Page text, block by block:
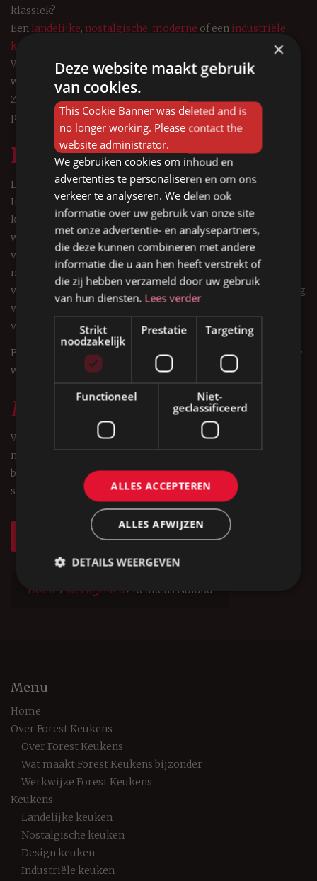
klassiek?
Eenlandelijke, nostalgische, moderne of een industriële
keuken
Wilt u uw keuken kopen en die geheel naar uw specifieke
wensen samenstellen?
Zoekt u een keuken van hoge kwaliteit en wilt u altijd
persoonlijk contact met dezelfde persoon?
Daarom Forest Keukens!
Dan bent u bij Forest Keukens aan het juiste adres!
In onze professionele werkplaats vervaardigen wij uw
keuken volledig met de hand, tot in detail. Daarbij maken
wij gebruik van hoogwaardige materialen. Hierdoor bent u
verzekerd van een duurzame kwaliteitskeuken. Het
maatwerk van Forest Keukens is uniek! Forest Keukens
verzorgt het gehele traject van het ontwerp tot de plaatsing
van uw keuken. Wij zijn gespecialiseerd in ambachtelijk
vakwerk en adviseren u graag.
Forest keukens maakt uw keuken tot het pronkstuk van uw
woning.
Meer weten?
Wilt u meer weten over Forest Keukens of een advies op
maat. Neem dan vrijblijvend contact op. Wat Frank Sanders
belangrijk vind is afspraken nakomen, kwaliteit en goede
service.
Neem contact op
Home Werkgebied Keukens Nuland
Menu
Home
Over Forest Keukens
Over Forest Keukens
Wat maakt Forest Keukens bijzonder
Werkwijze Forest Keukens
Keukens
Landelijke keuken
Nostalgische keuken
Design keuken
Industriële keuken
×
Deze website maakt gebruik
van cookies.
This Cookie Banner was deleted and is
no longer working. Please contact the
website administrator.
We gebruiken cookies om inhoud en
advertenties te personaliseren en om ons
verkeer te analyseren. We delen ook
informatie over uw gebruik van onze site
met onze advertentie- en analysepartners,
die deze kunnen combineren met andere
informatie die u aan hen heeft verstrekt of
die zij hebben verzameld door uw gebruik
van hun diensten. Lees verder
Strikt
noodzakelijk
Prestatie Targeting
Functioneel
Niet-
geclassificeerd
ALLES ACCEPTEREN
ALLES AFWIJZEN
DETAILS WEERGEVEN